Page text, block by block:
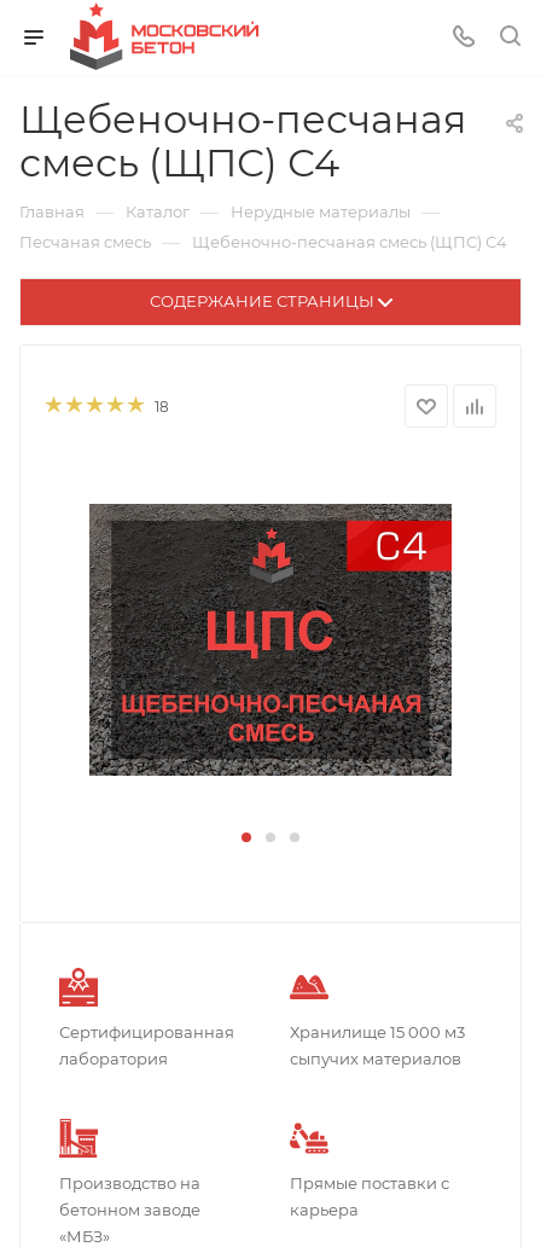
Щебеночно-песчаная
смесь (ЩПС) С4
Главная — Каталог — Нерудные материалы —
Песчаная смесь — Щебеночно-песчаная смесь (ЩПС) С4
СОДЕРЖАНИЕ СТРАНИЦЫ
18
Сертифицированная
лаборатория
Хранилище 15 000 м3
сыпучих материалов
Производство на
бетонном заводе
«МБЗ»
Прямые поставки с
карьера